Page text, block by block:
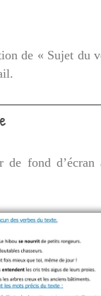
de « Sujet du
de fond